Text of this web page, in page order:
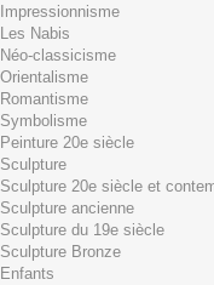
Produit
succès
Quantité
Total
Il y a 1
Total produits TTC
Frais de port TTC
0,01€
Total TTC
Impressionnisme
Les Nabis
Néo-classicisme
Orientalisme
Romantisme
Symbolisme
Peinture 20e siècle
Sculpture
Sculpture 20e siècle et
Sculpture ancienne
Sculpture du 19e siècle
Sculpture Bronze
Enfants